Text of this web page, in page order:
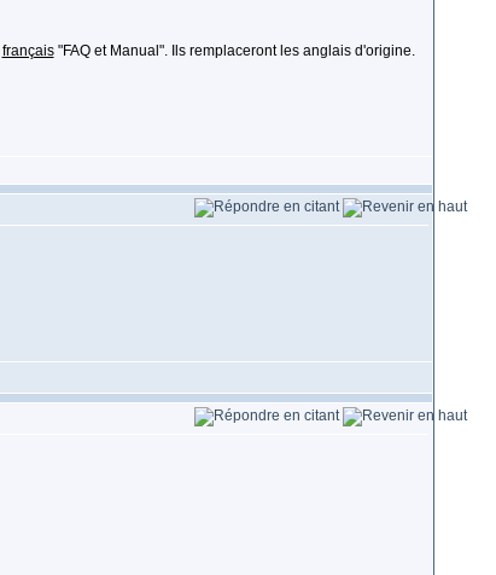
français"FAQ et Manual". Ils remplaceront les anglais d'origine.